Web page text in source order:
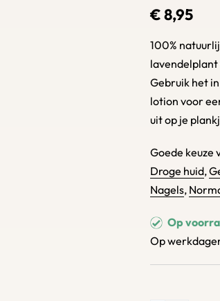
€8,95
100%
Gebruik het
lotion voor
uit op je
Goede keuze
Droge huid,
Nagels,
Op
Op